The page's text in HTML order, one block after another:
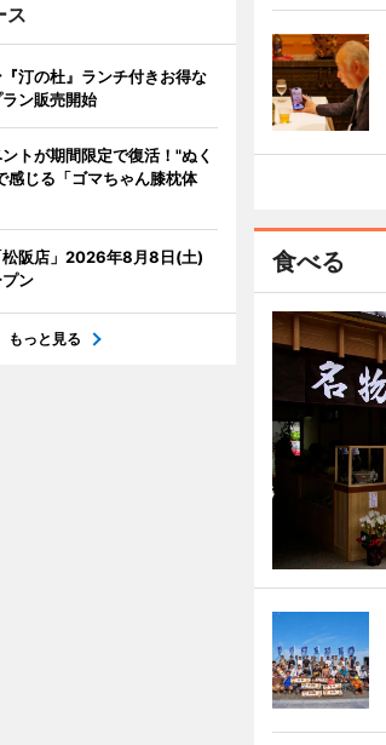
食べる
ス
汀の杜』ランチ付きお得な
ン販売開始
トが期間限定で復活！"ぬく
感じる「ゴマちゃん膝枕体
松阪店」2026年8月8日(土)
ン
もっと見る